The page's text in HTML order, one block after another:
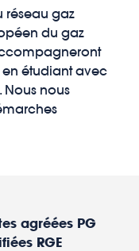
réseau gaz
du gaz
étudiant avec
nous
agréées PG
RGE